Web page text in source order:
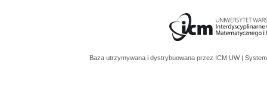
Baza utrzymywana i dystrybuowana przez ICM UW |